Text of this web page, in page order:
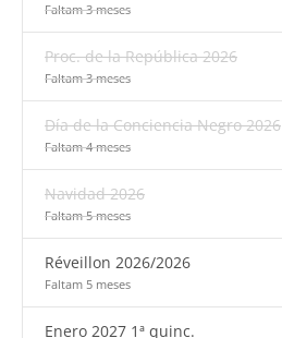
Faltam 3 meses
Proc. de la República 2026
Faltam 3 meses
Día de la Conciencia Negro 2026
Faltam 4 meses
Navidad 2026
Faltam 5 meses
Réveillon 2026/2026
Faltam 5 meses
Enero 2027 1ª quinc.